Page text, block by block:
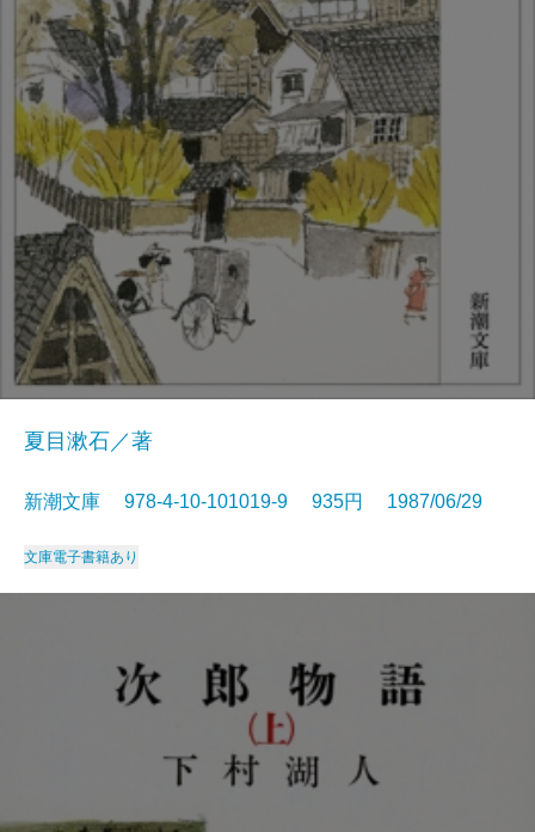
夏目漱石／著
新潮文庫 978-4-10-101019-9 935円 1987/06/29
文庫電子書籍あり